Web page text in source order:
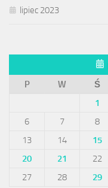
lipiec 2023
P
W Ś
1
6
7 8
13
14 15
20
21 22
27
28 29